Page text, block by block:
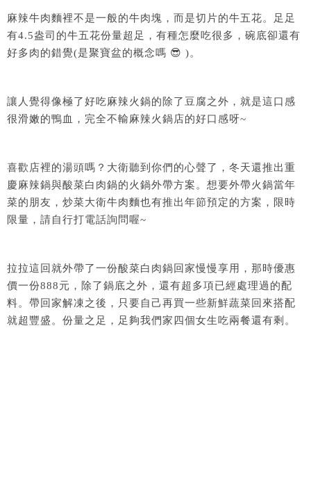
麻辣牛肉麵裡不是一般的牛肉塊，而是切片的牛五花。足足
有4.5盎司的牛五花份量超足，有種怎麼吃很多，碗底卻還有
好多肉的錯覺(是聚寶盆的概念嗎 😎 )。
讓人覺得像極了好吃麻辣火鍋的除了豆腐之外，就是這口感
很滑嫩的鴨血，完全不輸麻辣火鍋店的好口感呀~
喜歡店裡的湯頭嗎？大衛聽到你們的心聲了，冬天還推出重
慶麻辣鍋與酸菜白肉鍋的火鍋外帶方案。想要外帶火鍋當年
菜的朋友，炒菜大衛牛肉麵也有推出年節預定的方案，限時
限量，請自行打電話詢問喔~
拉拉這回就外帶了一份酸菜白肉鍋回家慢慢享用，那時優惠
價一份888元，除了鍋底之外，還有超多項已經處理過的配
料。帶回家解凍之後，只要自己再買一些新鮮蔬菜回來搭配
就超豐盛。份量之足，足夠我們家四個女生吃兩餐還有剩。